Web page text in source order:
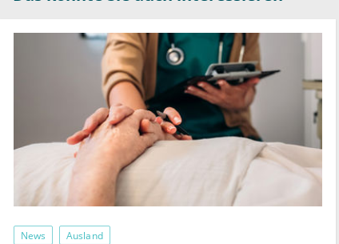
News Ausland